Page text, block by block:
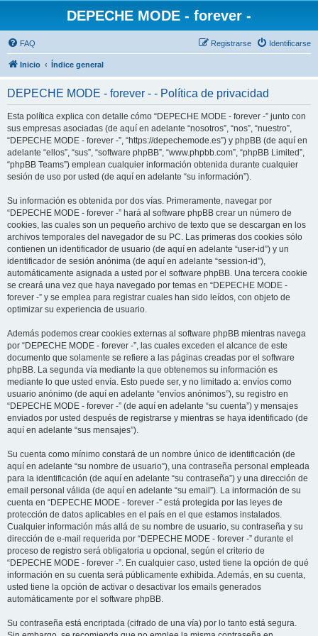
DEPECHE MODE - forever -
FAQ Identificarse
Registrarse
Inicio Índice general
DEPECHE MODE - forever - - Política de privacidad
Esta política explica con detalle cómo “DEPECHE MODE - forever -” junto con
sus empresas asociadas (de aquí en adelante “nosotros”, “nos”, “nuestro”,
“DEPECHE MODE - forever -”, “https://depechemode.es”) y phpBB (de aquí en
adelante “ellos”, “sus”, “software phpBB”, “www.phpbb.com”, “phpBB Limited”,
“phpBB Teams”) emplean cualquier información obtenida durante cualquier
sesión de uso por usted (de aquí en adelante “su información”).
Su información es obtenida por dos vías. Primeramente, navegar por
“DEPECHE MODE - forever -” hará al software phpBB crear un número de
cookies, las cuales son un pequeño archivo de texto que se descargan en los
archivos temporales del navegador de su PC. Las primeras dos cookies sólo
contienen un identificador de usuario (de aquí en adelante “user-id”) y un
identificador de sesión anónima (de aquí en adelante “session-id”),
automáticamente asignada a usted por el software phpBB. Una tercera cookie
se creará una vez que haya navegado por temas en “DEPECHE MODE -
forever -” y se emplea para registrar cuales han sido leídos, con objeto de
optimizar su experiencia de usuario.
Además podemos crear cookies externas al software phpBB mientras navega
por “DEPECHE MODE - forever -”, las cuales exceden el alcance de este
documento que solamente se refiere a las páginas creadas por el software
phpBB. La segunda vía mediante la que obtenemos su información es
mediante lo que usted envía. Esto puede ser, y no limitado a: envíos como
usuario anónimo (de aquí en adelante “envíos anónimos”), su registro en
“DEPECHE MODE - forever -” (de aquí en adelante “su cuenta”) y mensajes
enviados por usted después de registrarse y mientras se haya identificado (de
aquí en adelante “sus mensajes”).
Su cuenta como mínimo constará de un nombre único de identificación (de
aquí en adelante “su nombre de usuario”), una contraseña personal empleada
para la identificación (de aquí en adelante “su contraseña”) y una dirección de
email personal válida (de aquí en adelante “su email”). La información de su
cuenta en “DEPECHE MODE - forever -” está protegida por las leyes de
protección de datos aplicables en el país en el que estamos instalados.
Cualquier información más allá de su nombre de usuario, su contraseña y su
dirección de e-mail requerida por “DEPECHE MODE - forever -” durante el
proceso de registro será obligatoria u opcional, según el criterio de
“DEPECHE MODE - forever -”. En cualquier caso, usted tiene la opción de qué
información en su cuenta será públicamente exhibida. Además, en su cuenta,
usted tiene la opción de activar o desactivar los emails generados
automáticamente por el software phpBB.
Su contraseña está encriptada (cifrado de una vía) por lo tanto está segura.